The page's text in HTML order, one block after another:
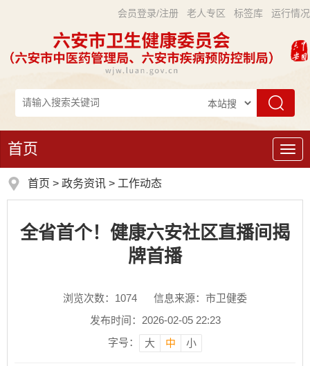
会员登录/注册 老人专区 标签库 运行情况
导
首页
首页 > 政务资讯 > 工作动态
全省首个！健康六安社区直播间揭
牌首播
浏览次数： 1074
信息来源：市卫健委
发布时间：2026-02-05 22:23
字号：
大 中 小